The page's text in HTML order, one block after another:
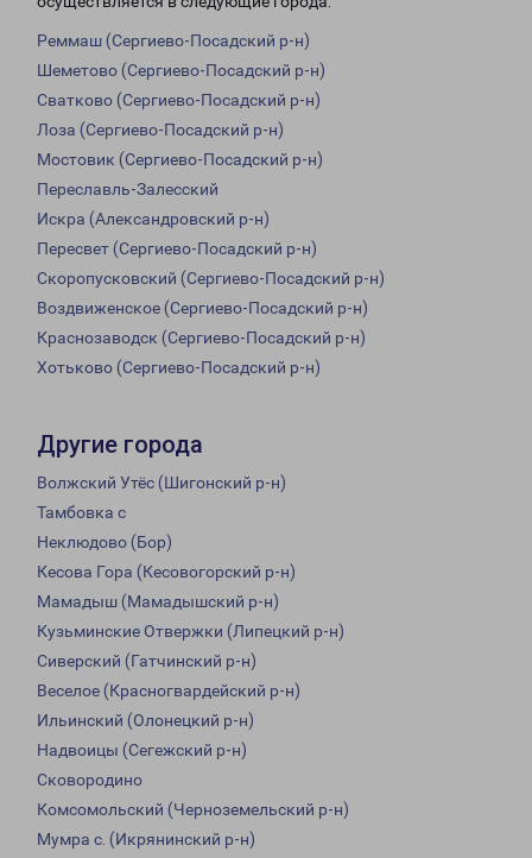
Реммаш (Сергиево-Посадский р-н)
Шеметово (Сергиево-Посадский р-н)
Сватково (Сергиево-Посадский р-н)
Лоза (Сергиево-Посадский р-н)
Мостовик (Сергиево-Посадский р-н)
Переславль-Залесский
Искра (Александровский р-н)
Пересвет (Сергиево-Посадский р-н)
Скоропусковский (Сергиево-Посадский р-н)
Воздвиженское (Сергиево-Посадский р-н)
Краснозаводск (Сергиево-Посадский р-н)
Хотьково (Сергиево-Посадский р-н)
Другие города
Волжский Утёс (Шигонский р-н)
Тамбовка с
Неклюдово (Бор)
Кесова Гора (Кесовогорский р-н)
Мамадыш (Мамадышский р-н)
Кузьминские Отвержки (Липецкий р-н)
Сиверский (Гатчинский р-н)
Веселое (Красногвардейский р-н)
Ильинский (Олонецкий р-н)
Надвоицы (Сегежский р-н)
Сковородино
Комсомольский (Черноземельский р-н)
Мумра с. (Икрянинский р-н)